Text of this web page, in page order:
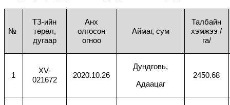
№
ТЗ-ийн
төрөл,
дугаар
Анх
олгосон
огноо
Аймаг, сум
Талбайн
хэмжээ /
га/
1
XV-
021672
2020.10.26
Дундговь,
Адаацаг
2450.68